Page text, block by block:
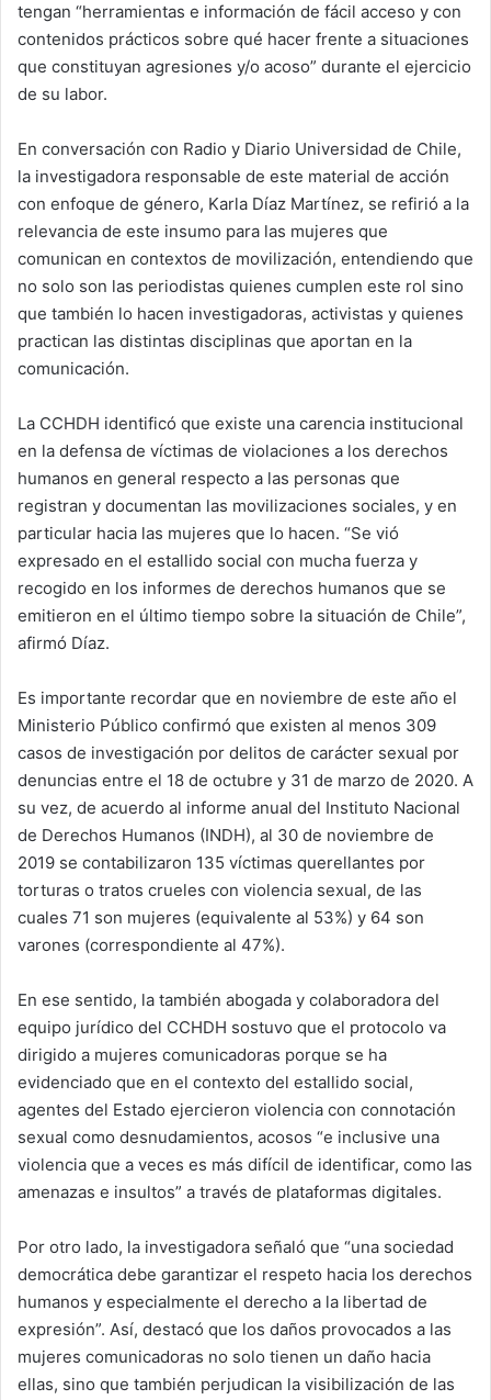
tengan “herramientas e información de fácil acceso y con
contenidos prácticos sobre qué hacer frente a situaciones
que constituyan agresiones y/o acoso” durante el ejercicio
de su labor.
En conversación con Radio y Diario Universidad de Chile,
la investigadora responsable de este material de acción
con enfoque de género, Karla Díaz Martínez, se refirió a la
relevancia de este insumo para las mujeres que
comunican en contextos de movilización, entendiendo que
no solo son las periodistas quienes cumplen este rol sino
que también lo hacen investigadoras, activistas y quienes
practican las distintas disciplinas que aportan en la
comunicación.
La CCHDH identificó que existe una carencia institucional
en la defensa de víctimas de violaciones a los derechos
humanos en general respecto a las personas que
registran y documentan las movilizaciones sociales, y en
particular hacia las mujeres que lo hacen. “Se vió
expresado en el estallido social con mucha fuerza y
recogido en los informes de derechos humanos que se
emitieron en el último tiempo sobre la situación de Chile”,
afirmó Díaz.
Es importante recordar que en noviembre de este año el
Ministerio Público confirmó que existen al menos 309
casos de investigación por delitos de carácter sexual por
denuncias entre el 18 de octubre y 31 de marzo de 2020. A
su vez, de acuerdo al informe anual del Instituto Nacional
de Derechos Humanos (INDH), al 30 de noviembre de
2019 se contabilizaron 135 víctimas querellantes por
torturas o tratos crueles con violencia sexual, de las
cuales 71 son mujeres (equivalente al 53%) y 64 son
varones (correspondiente al 47%).
En ese sentido, la también abogada y colaboradora del
equipo jurídico del CCHDH sostuvo que el protocolo va
dirigido a mujeres comunicadoras porque se ha
evidenciado que en el contexto del estallido social,
agentes del Estado ejercieron violencia con connotación
sexual como desnudamientos, acosos “e inclusive una
violencia que a veces es más difícil de identificar, como las
amenazas e insultos” a través de plataformas digitales.
Por otro lado, la investigadora señaló que “una sociedad
democrática debe garantizar el respeto hacia los derechos
humanos y especialmente el derecho a la libertad de
expresión”. Así, destacó que los daños provocados a las
mujeres comunicadoras no solo tienen un daño hacia
ellas, sino que también perjudican la visibilización de las